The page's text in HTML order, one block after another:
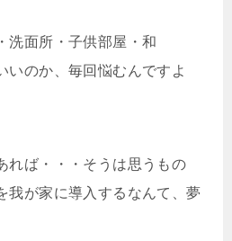
洗面所・子供部屋・和
いのか、毎回悩むんですよ
れば・・・そうは思うもの
我が家に導入するなんて、夢